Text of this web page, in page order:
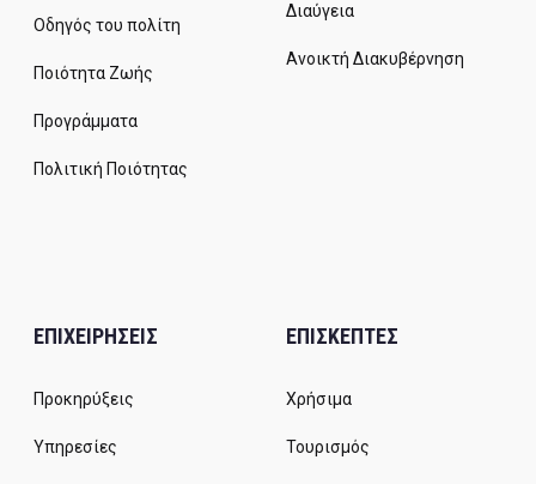
Οδηγός του πολίτη
Ποιότητα Ζωής
Προγράμματα
Πολιτική Ποιότητας
Διαύγεια
Ανοικτή Διακυβέρνηση
ΕΠΙΧΕΙΡΗΣΕΙΣ
Προκηρύξεις
Υπηρεσίες
ΕΠΙΣΚΕΠΤΕΣ
Χρήσιμα
Τουρισμός